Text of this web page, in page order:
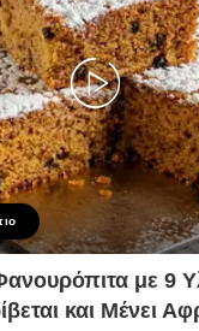
με 9
και Μένει